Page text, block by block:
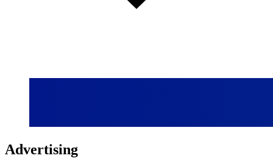
Advertising